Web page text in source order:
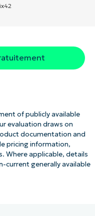
of publicly available
evaluation draws on
documentation and
pricing information,
Where applicable, details
current generally available